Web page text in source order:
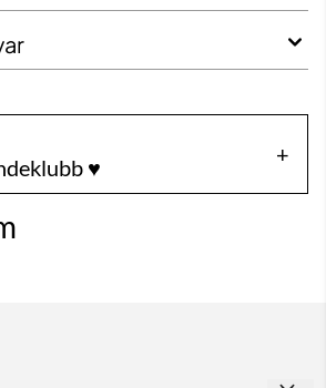
♥️